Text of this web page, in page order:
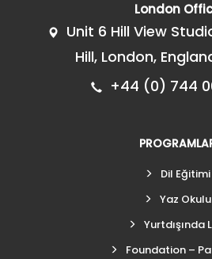
London
Unit 6 Hill View
Hill, London,
+44 (0) 744
Dil Eğitimi
Yaz Okulu
Yurtdışında
Foundation –